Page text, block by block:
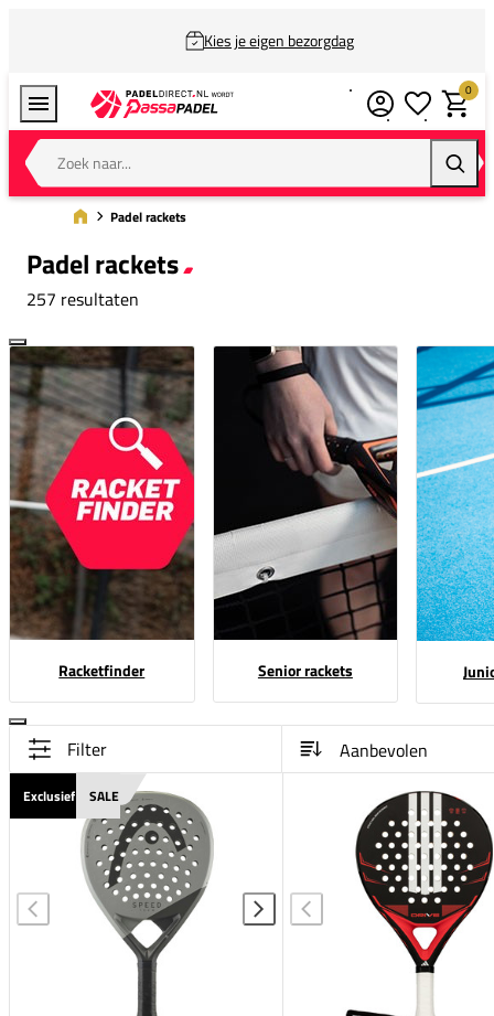
Kies je eigen bezorgdag
Zoek naar...
0
Padel rackets
Padel rackets
257 resultaten
Racketfinder Senior rackets
Filter
Exclusief SALE